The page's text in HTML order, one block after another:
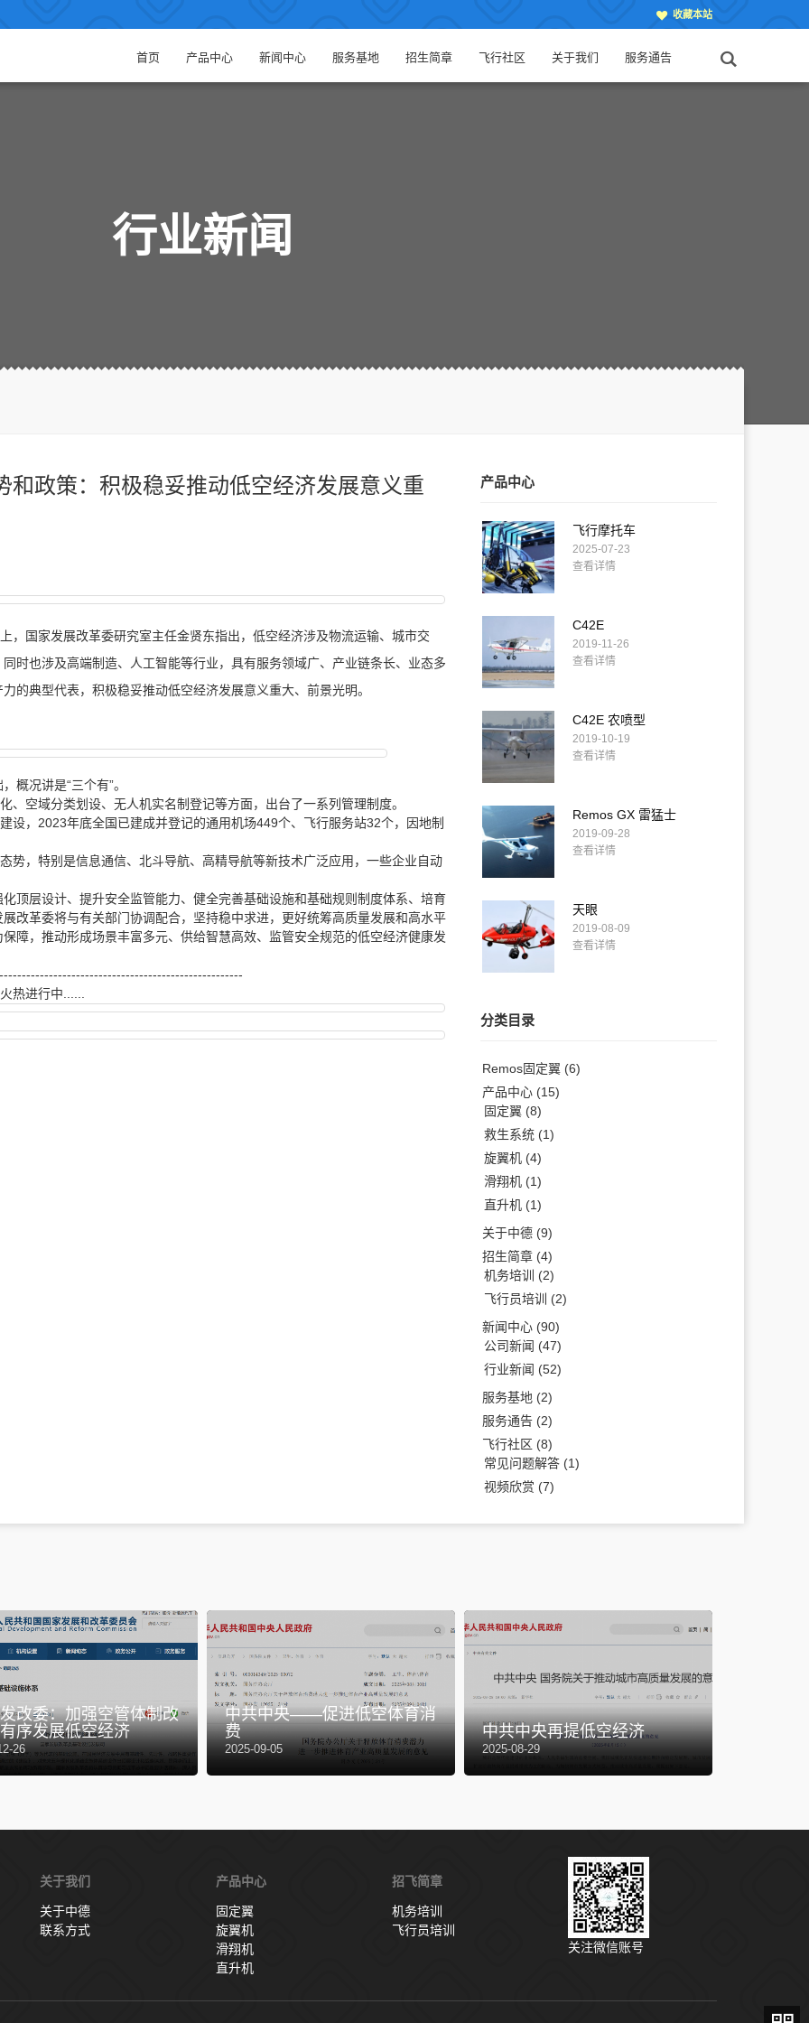
收藏本站
首页 产品中心 新闻中心 服务基地 招生简章 飞行社区 关于我们 服务通告
行业新闻
和政策：积极稳妥推动低空经济发展意义重
，国家发展改革委研究室主任金贤东指出， 低空经济涉及物流运输、城市交
时也涉及高端制造、人工智能等行业，具有服务领域广、产业链条长、业态多
的典型代表，积极稳妥推动低空经济发展意义重大、前景光明。
概况讲是“三个有”。
、空域分类划设、 无人机实名制登记等方面，出台了一系列管理制度。
设，2023年底全国已建成并登记的通用机场449个、飞行服务站32个，因地制
势，特别是信息通信、北斗导航、高精导航等新技术广泛应用，一些企业自动
顶层设计、提升安全监管能力、健全完善基础设施和基础规则制度体系、培育
展改革委将与有关部门协调配合，坚持稳中求进，更好统筹高质量发展和高水平
障，推动形成场景丰富多元、供给智慧高效、监管安全规范的低空经济健康发
行中......
产品中心
飞行摩托车
2025-07-23
查看详情
C42E
2019-11-26
查看详情
C42E 农喷型
2019-10-19
查看详情
Remos GX 雷猛士
2019-09-28
查看详情
天眼
2019-08-09
查看详情
分类目录
Remos固定翼 (6)
产品中心(15)
固定翼 (8)
救生系统(1)
旋翼机(4)
滑翔机(1)
直升机(1)
关于中德(9)
招生简章(4)
机务培训 (2)
飞行员培训 (2)
新闻中心(90)
公司新闻 (47)
行业新闻 (52)
服务基地 (2)
服务通告(2)
飞行社区 (8)
常见问题解答(1)
视频欣赏 (7)
改委：加强空管体制改
序发展低空经济
26
中共中央——促进低空体育消
费
2025-09-05
中共中央再提低空经济
2025-08-29
关于我们
关于中德
联系方式
产品中心
固定翼
旋翼机
滑翔机
直升机
招飞简章
机务培训
飞行员培训
关注微信账号